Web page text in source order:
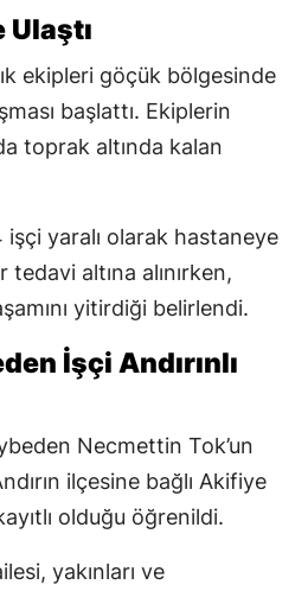
ekipleri göçük bölgesinde
başlattı. Ekiplerin
toprak altında kalan
işçi yaralı olarak hastaneye
tedavi altına alınırken,
yitirdiği belirlendi.
İşçi Andırınlı
Necmettin Tok’un
ilçesine bağlı Akifiye
olduğu öğrenildi.
yakınları ve